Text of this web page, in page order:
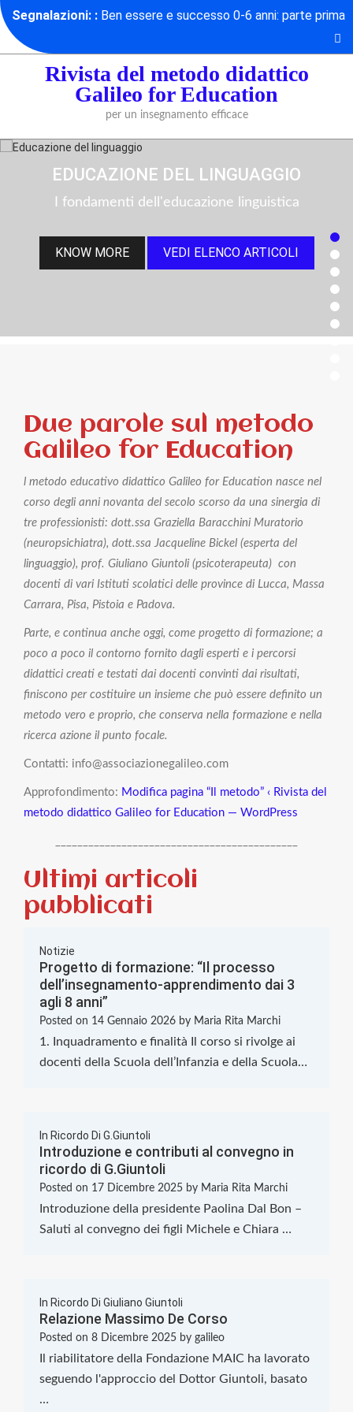
Skip
to
content
Segnalazioni: : Ben essere e successo 0-6 anni: parte prima
Rivista del metodo didattico
Galileo for Education
per un insegnamento efficace
EDUCAZIONE DEL LINGUAGGIO
I fondamenti dell'educazione linguistica
KNOW MORE VEDI ELENCO ARTICOLI
Due parole sul metodo
Galileo for Education
l metodo educativo didattico Galileo for Education nasce nel
corso degli anni novanta del secolo scorso da una sinergia di
tre professionisti: dott.ssa Graziella Baracchini Muratorio
(neuropsichiatra), dott.ssa Jacqueline Bickel (esperta del
linguaggio), prof. Giuliano Giuntoli (psicoterapeuta) con
docenti di vari Istituti scolatici delle province di Lucca, Massa
Carrara, Pisa, Pistoia e Padova.
Parte, e continua anche oggi, come progetto di formazione; a
poco a poco il contorno fornito dagli esperti e i percorsi
didattici creati e testati dai docenti convinti dai risultati,
finiscono per costituire un insieme che può essere definito un
metodo vero e proprio, che conserva nella formazione e nella
ricerca azione il punto focale.
Contatti: info@associazionegalileo.com
Approfondimento: Modifica pagina “Il metodo” ‹ Rivista del
metodo didattico Galileo for Education — WordPress
Ultimi articoli
pubblicati
Notizie
Progetto di formazione: “Il processo
dell’insegnamento-apprendimento dai 3
agli 8 anni”
Posted on 14 Gennaio 2026 by Maria Rita Marchi
1. Inquadramento e finalità Il corso si rivolge ai
docenti della Scuola dell’Infanzia e della Scuola…
In Ricordo Di G.Giuntoli
Introduzione e contributi al convegno in
ricordo di G.Giuntoli
Posted on 17 Dicembre 2025 by Maria Rita Marchi
Introduzione della presidente Paolina Dal Bon –
Saluti al convegno dei figli Michele e Chiara …
In Ricordo Di Giuliano Giuntoli
Relazione Massimo De Corso
Posted on 8 Dicembre 2025 by galileo
Il riabilitatore della Fondazione MAIC ha lavorato
seguendo l'approccio del Dottor Giuntoli, basato
…